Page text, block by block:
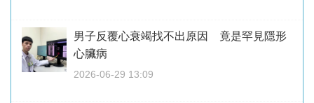
男子反覆心衰竭找不出原因 竟是罕見隱形
心臟病
2026-06-29 13:09